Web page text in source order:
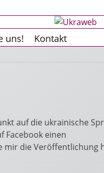
uns! Kontakt
auf die ukrainische
Facebook einen
mir die Veröffentlichung